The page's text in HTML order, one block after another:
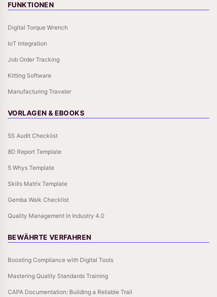
FUNKTIONEN
Digital Torque Wrench
IoT Integration
Job Order Tracking
Kitting Software
Manufacturing Traveler
VORLAGEN & EBOOKS
5S Audit Checklist
8D Report Template
5 Whys Template
Skills Matrix Template
Gemba Walk Checklist
Quality Management in Industry 4.0
BEWÄHRTE VERFAHREN
Boosting Compliance with Digital Tools
Mastering Quality Standards Training
CAPA Documentation: Building a Reliable Trail